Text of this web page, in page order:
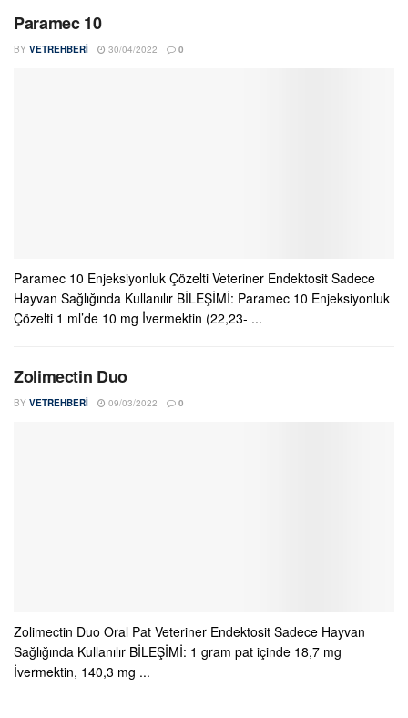
Paramec 10
BY VETREHBERI 30/04/2022 0
Paramec 10 Enjeksiyonluk Çözelti Veteriner Endektosit Sadece
Hayvan Sağlığında Kullanılır BİLEŞİMİ: Paramec 10 Enjeksiyonluk
Çözelti 1 ml’de 10 mg İvermektin (22,23- ...
Zolimectin Duo
BY VETREHBERI 09/03/2022 0
Zolimectin Duo Oral Pat Veteriner Endektosit Sadece Hayvan
Sağlığında Kullanılır BİLEŞİMİ: 1 gram pat içinde 18,7 mg
İvermektin, 140,3 mg ...